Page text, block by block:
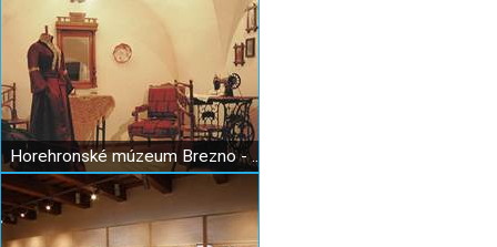
Horehronské múzeum Brezno - Meštiansky dom